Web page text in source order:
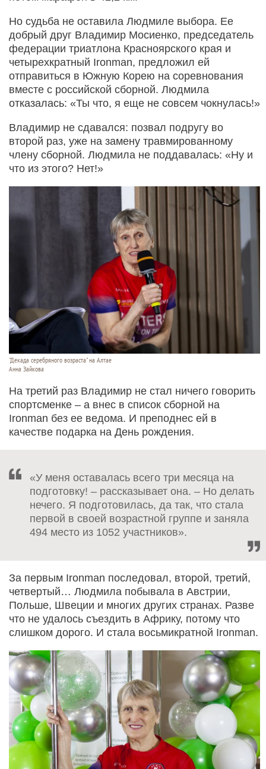
Но судьба не оставила Людмиле выбора. Ее
добрый друг Владимир Мосиенко, председатель
федерации триатлона Красноярского края и
четырехкратный Ironman, предложил ей
отправиться в Южную Корею на соревнования
вместе с российской сборной. Людмила
отказалась: «Ты что, я еще не совсем чокнулась!»
Владимир не сдавался: позвал подругу во
второй раз, уже на замену травмированному
члену сборной. Людмила не поддавалась: «Ну и
что из этого? Нет!»
"Декада серебряного возраста" на Алтае
Анна Зайкова
На третий раз Владимир не стал ничего говорить
спортсменке – а внес в список сборной на
Ironman без ее ведома. И преподнес ей в
качестве подарка на День рождения.
«У меня оставалась всего три месяца на
подготовку! – рассказывает она. – Но делать
нечего. Я подготовилась, да так, что стала
первой в своей возрастной группе и заняла
494 место из 1052 участников».
За первым Ironman последовал, второй, третий,
четвертый… Людмила побывала в Австрии,
Польше, Швеции и многих других странах. Разве
что не удалось съездить в Африку, потому что
слишком дорого. И стала восьмикратной Ironman.